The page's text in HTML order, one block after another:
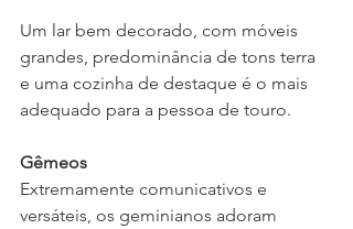
Um lar bem decorado, com móveis
grandes, predominância de tons terra
e uma cozinha de destaque é o mais
adequado para a pessoa de touro.
Gêmeos
Extremamente comunicativos e
versáteis, os geminianos adoram